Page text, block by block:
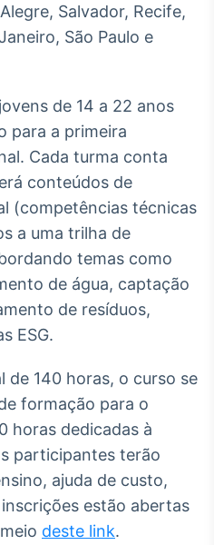
negociação de
ativos
Datafeed
APIs para
integração de
conteúdos e
dados
Broadcast
Ticker
Cotações e
headlines de
Widgets
Componentes
para conteúdos e
funcionalidades
Broadcast
Wallboard
Conteúdos e
Salvador, Recife,
São Paulo e
de 14 a 22 anos
para a primeira
Cada turma conta
conteúdos de
(competências técnicas
a uma trilha de
temas como
de água, captação
de resíduos,
ESG.
de 140 horas, o curso se
formação para o
horas dedicadas à
participantes terão
ajuda de custo,
estão abertas
deste link.